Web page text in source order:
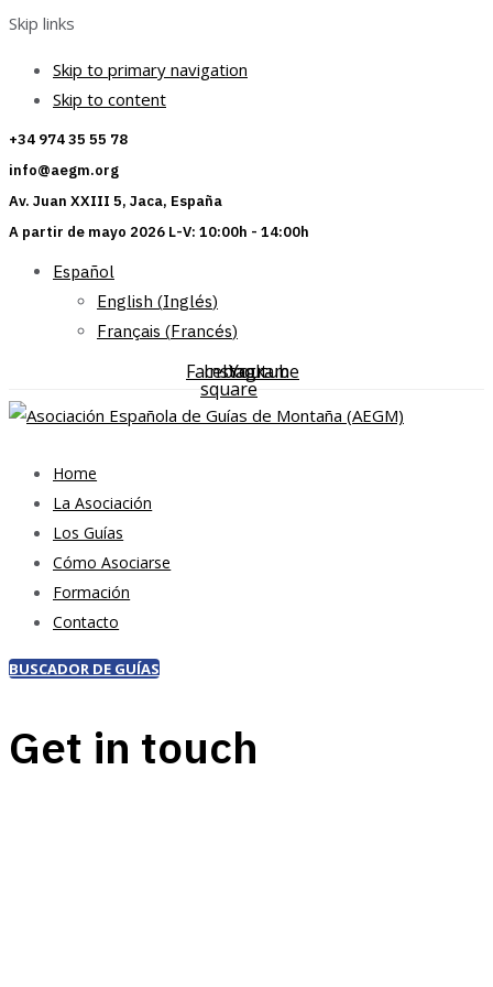
Skip links
Skip to primary navigation
Skip to content
+34 974 35 55 78
info@aegm.org
Av. Juan XXIII 5, Jaca, España
A partir de mayo 2026 L-V: 10:00h - 14:00h
Español
English (Inglés)
Français (Francés)
Facebook-
square
Instagram
Youtube
Home
La Asociación
Los Guías
Cómo Asociarse
Formación
Contacto
BUSCADOR DE GUÍAS
Get in touch